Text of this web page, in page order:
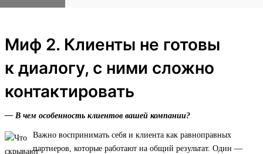
Миф 2. Клиенты не готовы
к диалогу, с ними сложно
контактировать
— В чем особенность клиентов вашей компании?
Важно воспринимать себя и клиента как равноправных
партнеров, которые работают на общий результат. Один —